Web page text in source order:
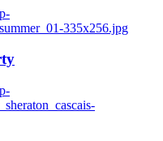
335x256.jpg